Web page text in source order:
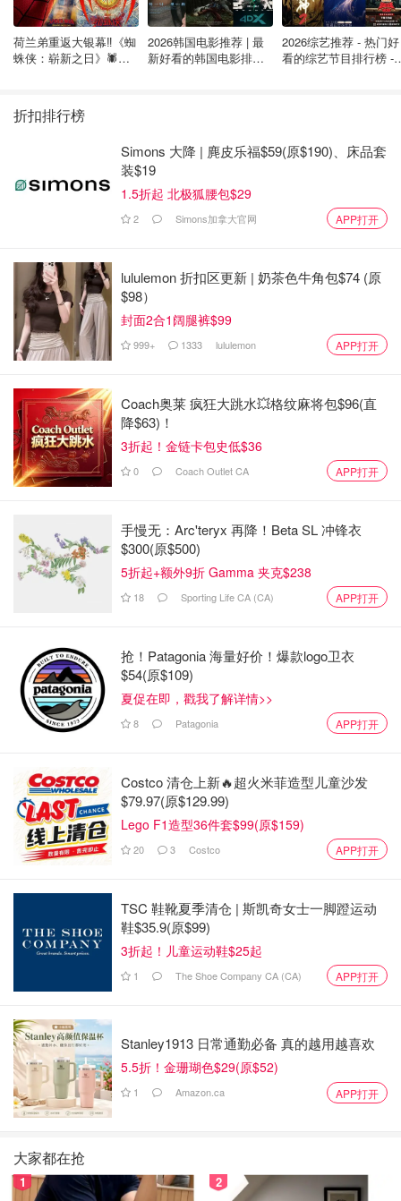
短短几个月内，各大商场、珠宝店、名牌店都屡屡中招。
Fairview Mall，连锁抢劫案频率之高，让不少华人都直呼
多伦多真疯了！Fairview周大福金店本
月第二次被抢劫！3名青少年劫匪被
吓死了！网友亲历，多伦多Fairview
Mall周大福被抢，玻璃质量太好劫匪空
万锦Markville商场华人金店又被抢！警
方通缉4名嫌疑人
多伦多又一珠宝店被抢劫！疑犯手持
锤子砸碎陈列柜冲出商场，无人伤
Markville购物中心上演“劫匪大片”！珠
宝店橱窗玻璃碎一地，网友吓傻！
吓死个人！Markville Mall六福珠宝被
一堆蒙面大汉0元购了！逮捕视频曝
荷兰弟重返大银幕‼️《蜘
蛛侠：崭新之日》🕷️北
2026韩国电影推荐 | 最
新好看的韩国电影排行
2026综艺推荐 - 热门好
看的综艺节目排行榜 -
折扣排行榜
Simons 大降 | 麂皮乐福$59(原$190)、床品套
装$19
1.5折起 北极狐腰包$29
2 Simons加拿大官网 APP打开
lululemon 折扣区更新 | 奶茶色牛角包$74 (原
$98）
封面2合1阔腿裤$99
999+ 1333 lululemon APP打开
Coach奥莱 疯狂大跳水💥格纹麻将包$96(直
降$63)！
3折起！金链卡包史低$36
0 Coach Outlet CA APP打开
手慢无：Arc'teryx 再降！Beta SL 冲锋衣
$300(原$500)
5折起+额外9折 Gamma 夹克$238
18 Sporting Life CA (CA) APP打开
抢！Patagonia 海量好价！爆款logo卫衣
$54(原$109)
夏促在即，戳我了解详情>>
8 Patagonia APP打开
Costco 清仓上新🔥超火米菲造型儿童沙发
$79.97(原$129.99)
Lego F1造型36件套$99(原$159)
20 3 Costco APP打开
TSC 鞋靴夏季清仓 | 斯凯奇女士一脚蹬运动
鞋$35.9(原$99)
3折起！儿童运动鞋$25起
1 The Shoe Company CA (CA) APP打开
Stanley1913 日常通勤必备 真的越用越喜欢
5.5折！金珊瑚色$29(原$52)
1 Amazon.ca APP打开
大家都在抢
1 2